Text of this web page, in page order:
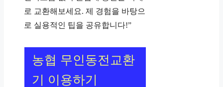
로 교환해보세요. 제 경험을 바탕으
로 실용적인 팁을 공유합니다!”
농협 무인동전교환
기 이용하기